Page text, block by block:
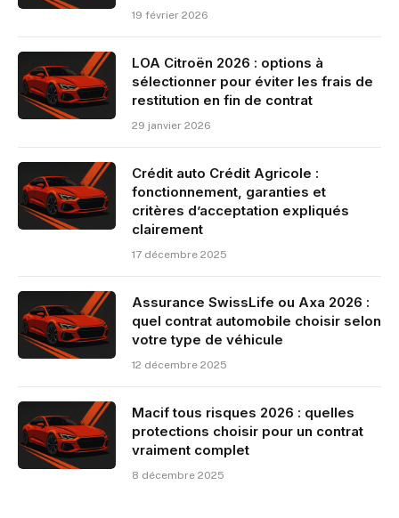
19 février 2026
LOA Citroën 2026 : options à
sélectionner pour éviter les frais de
restitution en fin de contrat
29 janvier 2026
Crédit auto Crédit Agricole :
fonctionnement, garanties et
critères d’acceptation expliqués
clairement
17 décembre 2025
Assurance SwissLife ou Axa 2026 :
quel contrat automobile choisir selon
votre type de véhicule
12 décembre 2025
Macif tous risques 2026 : quelles
protections choisir pour un contrat
vraiment complet
8 décembre 2025